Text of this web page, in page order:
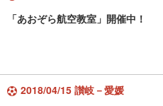
「あおぞら航空教室」開催中！
2018/04/15 讃岐－愛媛